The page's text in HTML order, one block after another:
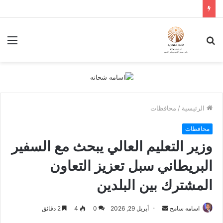
الرئيسية / محافظات
محافظات
وزير التعليم العالي يبحث مع السفير
البريطاني سبل تعزيز التعاون
المشترك بين البلدين
اسامه سامح
أرسل أبريل 29, 2026 0
4